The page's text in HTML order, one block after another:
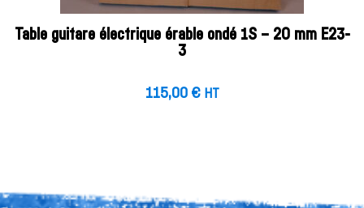
Table guitare électrique érable ondé 1S – 20 mm E23-
3
115,00 € HT